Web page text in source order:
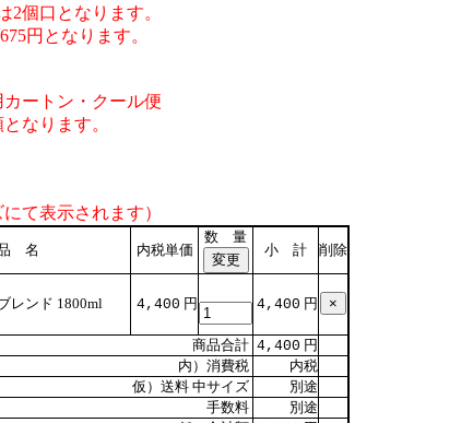
2個口となります。
円となります。
ートン・クール便
なります。
て表示されます）
名 内税単価
数 量
小 計
削除
レンド 1800ml 4,400 円 4,400 円
商品合計 4,400 円
内）消費税
内税
仮）送料 中サイズ
別途
手数料
別途